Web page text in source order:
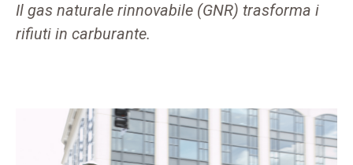
Il gas naturale rinnovabile (GNR) trasforma i
rifiuti in carburante.